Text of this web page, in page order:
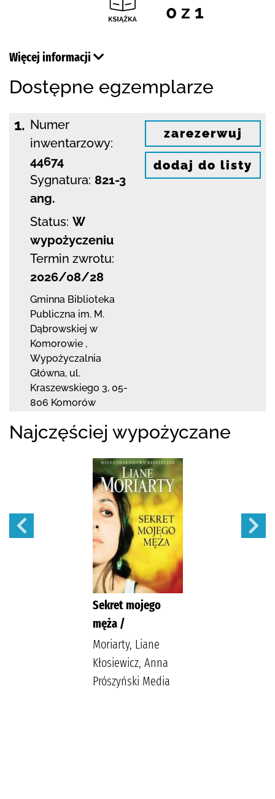
0 z 1
Więcej informacji
Dostępne egzemplarze
1. Numer
inwentarzowy:
44674
Sygnatura: 821-3
ang.
Status: W
wypożyczeniu
Termin zwrotu:
2026/08/28
Gminna Biblioteka
Publiczna im. M.
Dąbrowskiej w
Komorowie ,
Wypożyczalnia
Główna, ul.
Kraszewskiego 3, 05-
806 Komorów
zarezerwuj
dodaj do listy
Najczęściej wypożyczane
Sekret mojego
męża /
Moriarty, Liane
Kłosiewicz, Anna
Prószyński Media